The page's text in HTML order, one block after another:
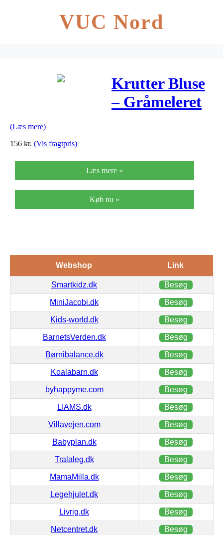
VUC Nord
Krutter Bluse
– Gråmeleret
(Læs mere)
156 kr. (Vis fragtpris)
Læs mere »
Køb nu »
Webshop Link
Smartkidz.dk Besøg
MiniJacobi.dk Besøg
Kids-world.dk Besøg
BarnetsVerden.dk Besøg
Børnibalance.dk Besøg
Koalabarn.dk Besøg
byhappyme.com Besøg
LIAMS.dk Besøg
Villavejen.com Besøg
Babyplan.dk Besøg
Tralaleg.dk Besøg
MamaMilla.dk Besøg
Legehjulet.dk Besøg
Livrig.dk Besøg
Netcentret.dk Besøg